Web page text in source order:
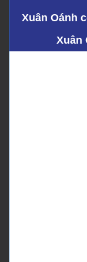
Xuân Oánh
Xuân